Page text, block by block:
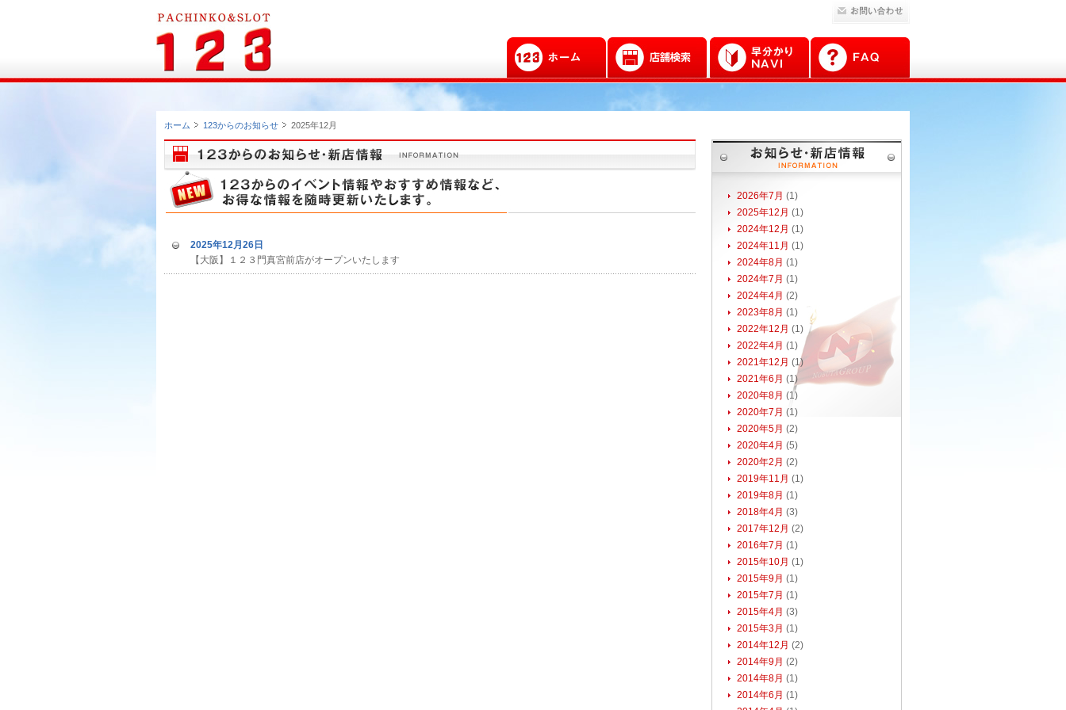
ホーム 123からのお知らせ 2025年12月
2025年12月26日
【大阪】１２３門真宮前店がオープンいたします
2026年7月 (1)
2025年12月 (1)
2024年12月 (1)
2024年11月 (1)
2024年8月 (1)
2024年7月 (1)
2024年4月 (2)
2023年8月 (1)
2022年12月 (1)
2022年4月 (1)
2021年12月 (1)
2021年6月 (1)
2020年8月 (1)
2020年7月 (1)
2020年5月 (2)
2020年4月 (5)
2020年2月 (2)
2019年11月 (1)
2019年8月 (1)
2018年4月 (3)
2017年12月 (2)
2016年7月 (1)
2015年10月 (1)
2015年9月 (1)
2015年7月 (1)
2015年4月 (3)
2015年3月 (1)
2014年12月 (2)
2014年9月 (2)
2014年8月 (1)
2014年6月 (1)